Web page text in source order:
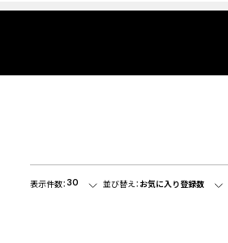
表示件数：30 並び替え： お気に入り登録数